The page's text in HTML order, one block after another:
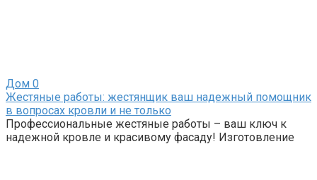
Дом 0
Жестяные работы: жестянщик ваш надежный помощник
в вопросах кровли и не только
Профессиональные жестяные работы – ваш ключ к
надежной кровле и красивому фасаду! Изготовление